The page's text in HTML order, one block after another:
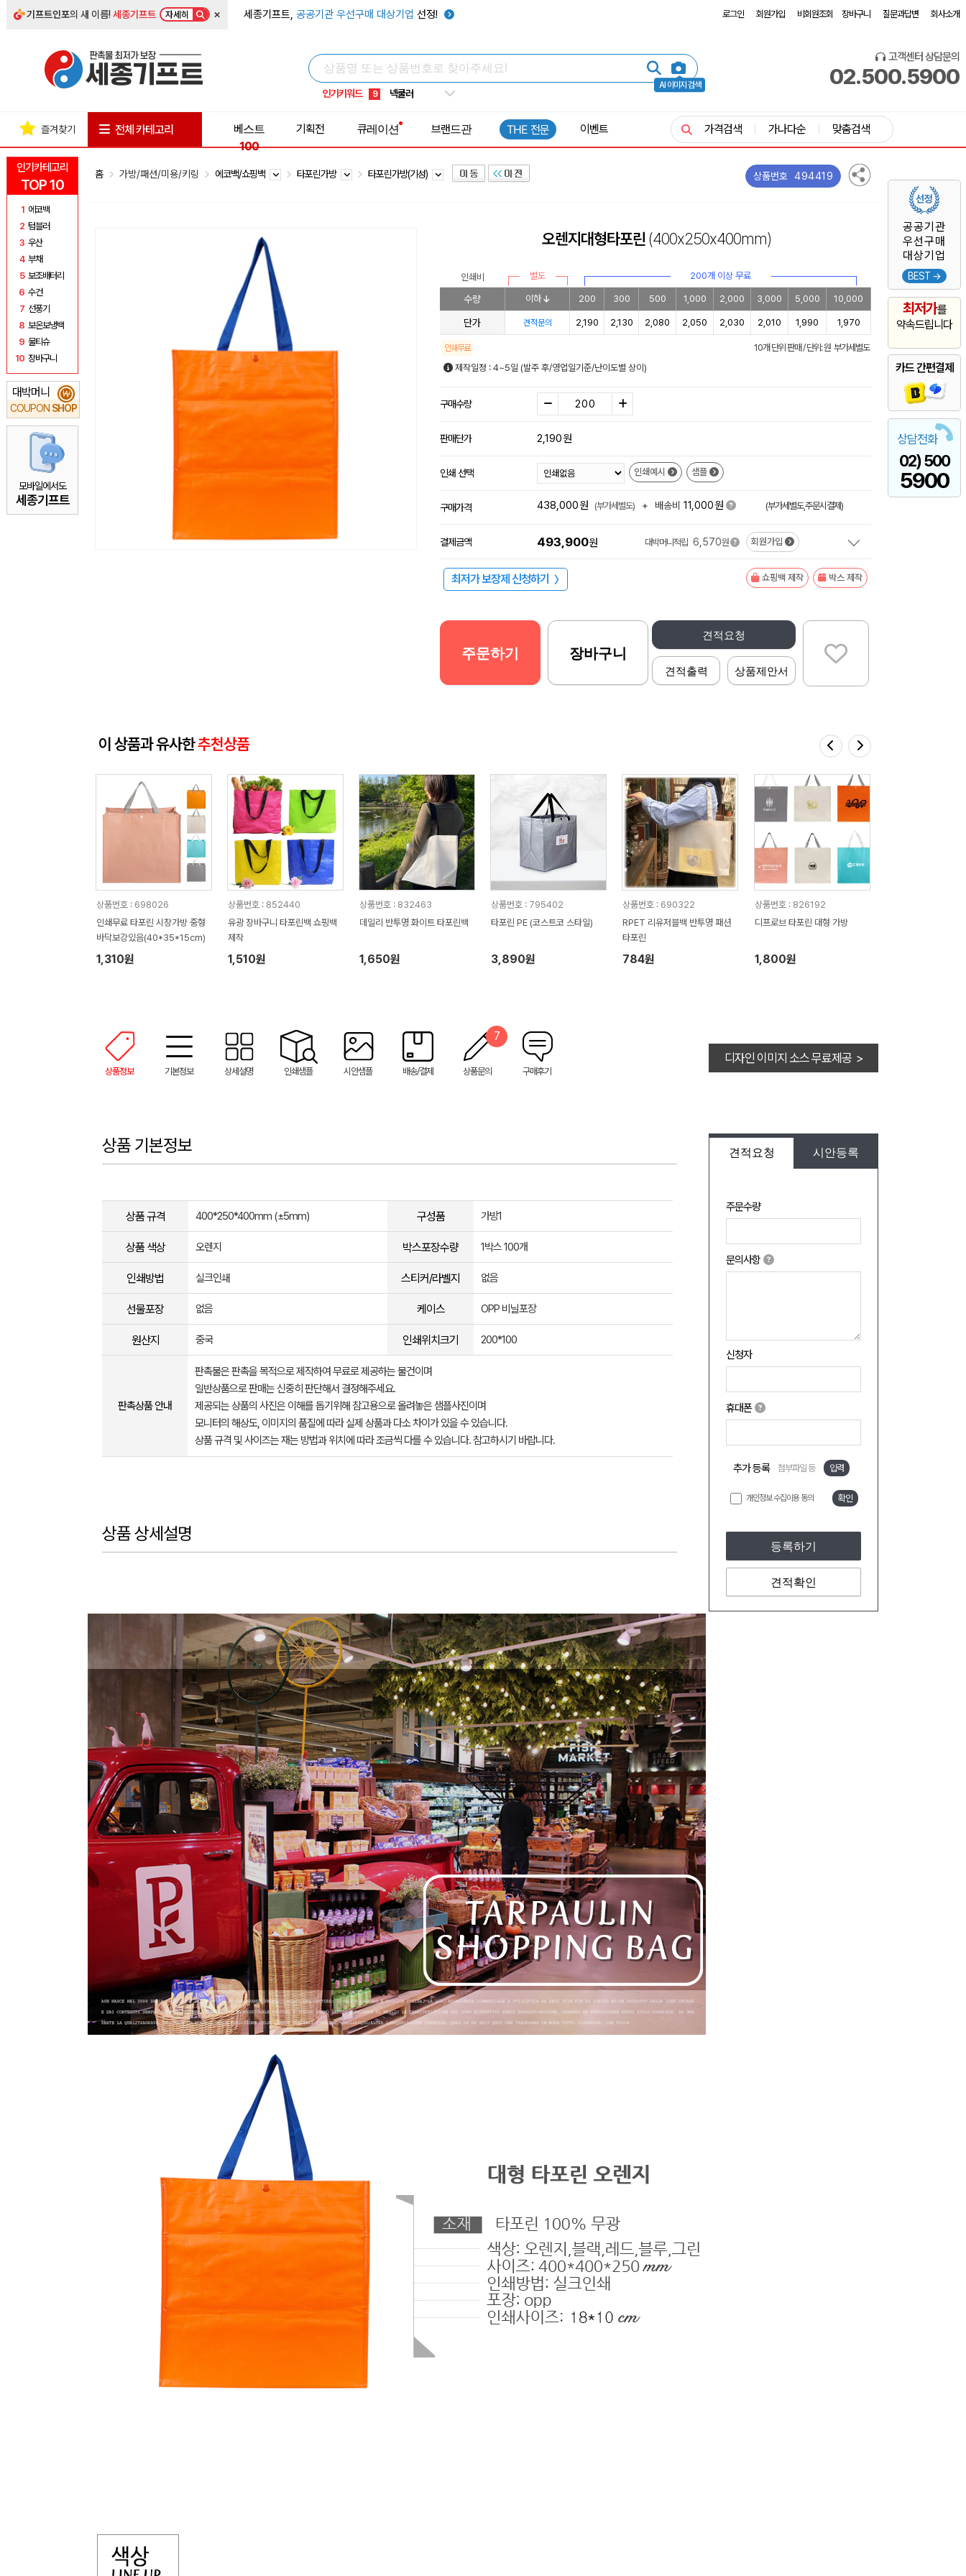
기프트인포의 새 이름!세종기프트 자세히 × 세종기프트, 공공기관 우선구매 대상기업 선정! 로그인 회원가입 비회원조회 장바구니 질문과답변 회사소개
AI 이미지 검색
인기키워드
5 키캡
8 쿨토시
9 넥쿨러
1 선풍기
고객센터 상담문의
02.500.5900
인기카테고리
TOP 10
1 에코백
2 텀블러
3 우산
4 부채
5 보조배터리
6 수건
7 선풍기
8 보온보냉백
9 물티슈
10 장바구니
대박머니
COUPON SHOP
₩
모바일에서도
세종기프트
공공기관
우선구매
대상기업
BEST →
최저가를
약속드립니다
카드 간편결제
상담전화
02) 500
5900
즐겨찾기 전체 카테고리
베스트
100
기획전 큐레이션 브랜드관 THE 전문 이벤트 가격검색 가나다순 맞춤검색
홈 가방/패션/미용/키링 에코백/쇼핑백 타포린가방 타포린가방(기성) 상품번호 494419
오렌지대형타포린 (400x250x400mm)
인쇄비 별도 200개 이상 무료
수량 이하 200 300 500 1,000 2,000 3,000 5,000 10,000
단가 견적문의 2,190 2,130 2,080 2,050 2,030 2,010 1,990 1,970
인쇄무료
10개 단위 판매 / 단위: 원 부가세별도
제작일정 : 4~5일 (발주 후/영업일기준/난이도별 상이)
구매수량
판매단가 2,190원
인쇄 선택 인쇄예시 샘플
구매가격 438,000원 (부가세별도) + 배송비 11,000원 (부가세별도,주문시결제)
결제금액 493,900원 대박머니적립 6,570원 회원가입
최저가 보장제 신청하기 〉 쇼핑백 제작 박스 제작
견적요청
견적출력 상품제안서
주문하기 장바구니
이 상품과 유사한추천상품
상품번호 : 698026
인쇄무료 타포린 시장가방 중형
바닥보강있음(40*35*15cm)
1,310원
상품번호 : 852440
유광 장바구니 타포린백 쇼핑백
제작
1,510원
상품번호 : 832463
데일리 반투명 화이트 타포린백
1,650원
상품번호 : 795402
타포린 PE (코스트코 스타일)
3,890원
상품번호 : 690322
RPET 리유저블백 반투명 패션
타포린
784원
상품번호 : 826192
디프로브 타포린 대형 가방
1,800원
상품정보 기본정보 상세설명 인쇄샘플 시안샘플 배송/결제 상품문의
7
구매후기
디자인 이미지 소스 무료제공 >
견적요청 시안등록
주문수량
문의사항
신청자
휴대폰
추가 등록 첨부파일 등 입력
개인정보 수집이용 동의 확인
등록하기
견적확인
상품 기본정보
상품 규격 400*250*400mm (±5mm) 구성품 가방1
상품 색상 오렌지 박스포장수량 1박스 100개
인쇄방법 실크인쇄 스티커/라벨지 없음
선물포장 없음 케이스 OPP 비닐포장
원산지 중국 인쇄위치크기 200*100
판촉상품 안내
판촉물은 판촉을 목적으로 제작하여 무료로 제공하는 물건이며
일반상품으로 판매는 신중히 판단해서 결정해주세요.
제공되는 상품의 사진은 이해를 돕기위해 참고용으로 올려놓은 샘플사진이며
모니터의 해상도, 이미지의 품질에 따라 실제 상품과 다소 차이가 있을 수 있습니다.
상품 규격 및 사이즈는 재는 방법과 위치에 따라 조금씩 다를 수 있습니다. 참고하시기 바랍니다.
상품 상세설명